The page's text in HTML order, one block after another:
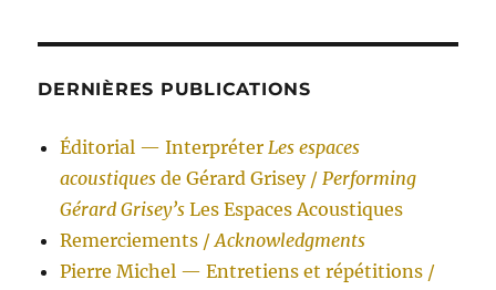
DERNIÈRES PUBLICATIONS
Éditorial — InterpréterLes espaces
acoustiques de Gérard Grisey /Performing
Gérard Grisey’sLes Espaces Acoustiques
Remerciements /Acknowledgments
Pierre Michel — Entretiens et répétitions /